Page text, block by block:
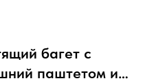
багет с
паштетом и